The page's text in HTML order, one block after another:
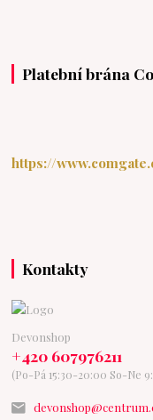
Platební brána
https://
Kontakty
Devonshop
+420 607976211
(Po-Pá 15:30-20:00 So-Ne